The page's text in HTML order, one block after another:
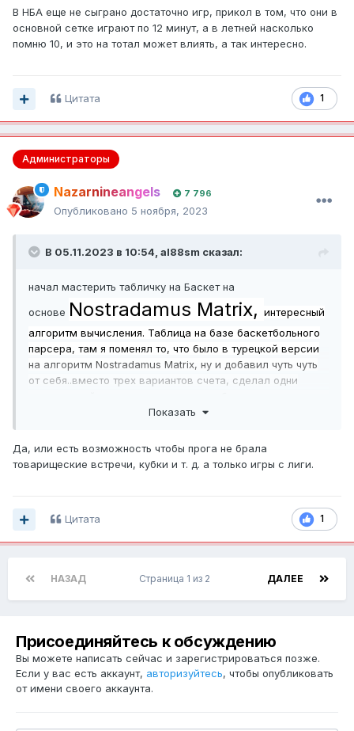
системе буду точен или нет. вот ближайшие игры где
есть прогноз. будем смотреть. Ночью не плохо зашел
НБА. но я ее не играю. Тоталы парсит сама и берет
В НБА еще не сыграно достаточно игр, прикол в том, что они в
основной сетке играют по 12 минут, а в летней насколько
помню 10, и это на тотал может влиять, а так интересно.
1
Цитата
Администраторы
Nazarnineangels 7 796
Опубликовано 5 ноября, 2023
В 05.11.2023 в 10:54, al88sm сказал:
начал мастерить табличку на Баскет на
основе Nostradamus Matrix, интересный
алгоритм вычисления. Таблица на базе баскетбольного
парсера, там я поменял то, что было в турецкой версии
на алгоритм Nostradamus Matrix, ну и добавил чуть чуть
от себя..вместо трех вариантов счета, сделал одни
есть тут, в разделе "ремонт таблиц". суть краш-тест
системе буду точен или нет. вот ближайшие игры где
есть прогноз. будем смотреть. Ночью не плохо зашел
Показать
Да, или есть возможность чтобы прога не брала
товарищеские встречи, кубки и т. д. а только игры с лиги.
1
Цитата
НАЗАД ДАЛЕЕ
Страница 1 из 2
Присоединяйтесь к обсуждению
Вы можете написать сейчас и зарегистрироваться позже.
Если у вас есть аккаунт, авторизуйтесь, чтобы опубликовать
от имени своего аккаунта.